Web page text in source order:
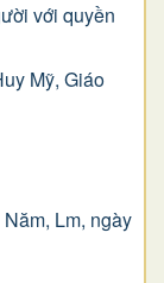
với quyền
Mỹ, Giáo
Lm, ngày